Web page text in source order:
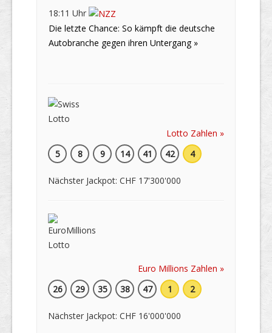
18:11 Uhr
Die letzte Chance: So kämpft die deutsche
Autobranche gegen ihren Untergang »
Lotto Zahlen »
5
8 9 14 41 42 4
Nächster Jackpot: CHF 17'300'000
Euro Millions Zahlen »
26
29 35 38 47 1 2
Nächster Jackpot: CHF 16'000'000